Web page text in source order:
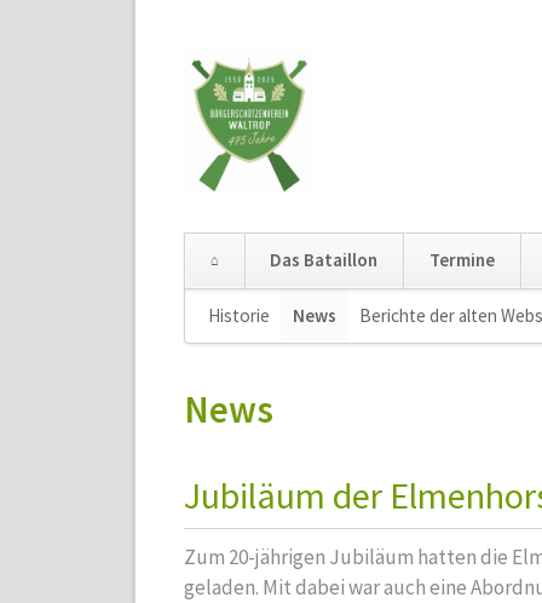
Das Bataillon Termine
überspringen
Historie News Berichte der alten
News
Jubiläum der
Zum 20-jährigen Jubiläum hatten die
geladen. Mit dabei war auch eine